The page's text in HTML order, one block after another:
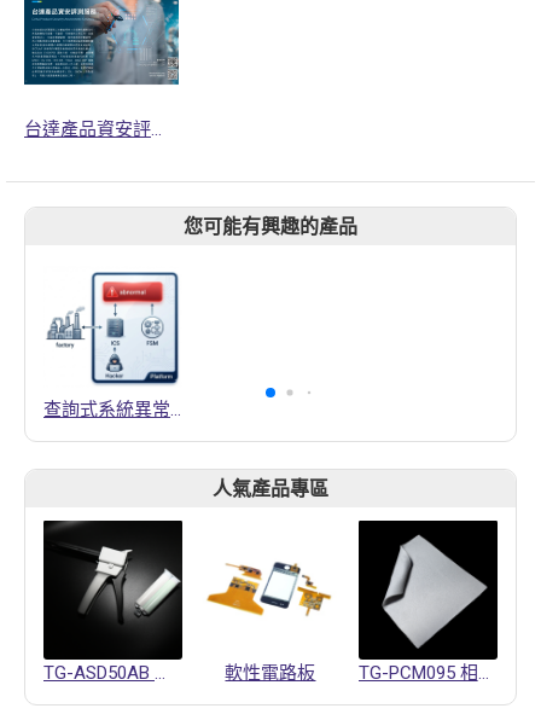
台達產品資安評測服務
您可能有興趣的產品
查詢式系統異常偵測技術
人氣產品專區
TG-ASD50AB 導熱凝膠 軟性電路板 TG-PCM095 相變化材料